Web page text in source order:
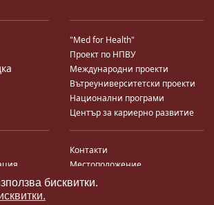
бисквитки.
"Med for Health"
Проект по НПВУ
Международни проекти
Вътреуниверситетски проекти
Национални програми
Център за кариерно развитие
упр-е и
Контакти
Местоположение
Карта на сайта